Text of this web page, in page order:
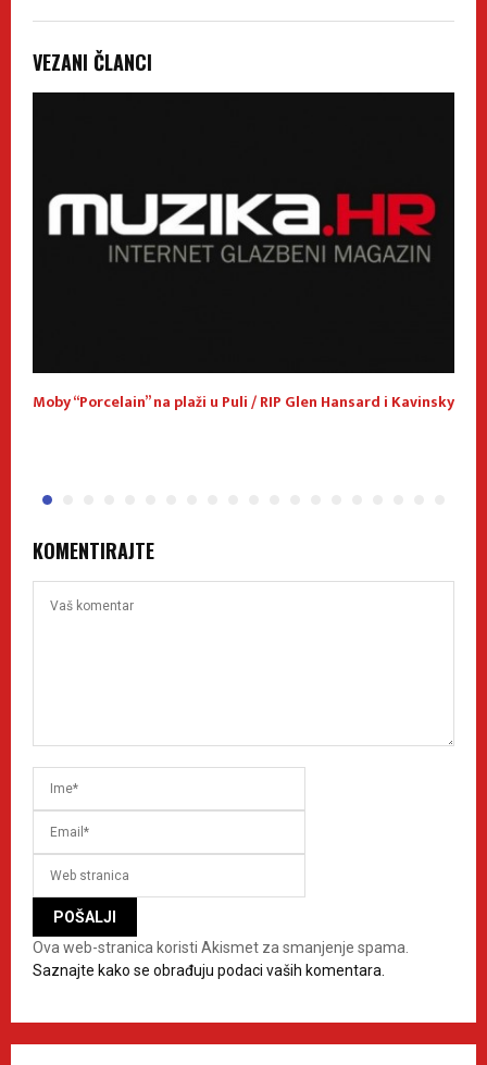
VEZANI ČLANCI
Moby “Porcelain” na plaži u Puli / RIP Glen Hansard i Kavinsky
KOMENTIRAJTE
Ova web-stranica koristi Akismet za smanjenje spama.
Saznajte kako se obrađuju podaci vaših komentara.